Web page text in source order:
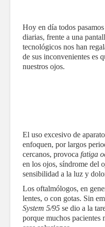
Hoy en día todos
diarias, frente a una
tecnológicos nos han
de sus inconvenientes es
nuestros ojos.
El uso excesivo de
enfoquen, por largos
cercanos, provoca fatiga
en los ojos, síndrome del
sensibilidad a la luz y
Los oftalmólogos, en
lentes, o con gotas. Sin
System 5/95 se dio a la
porque muchos pacientes